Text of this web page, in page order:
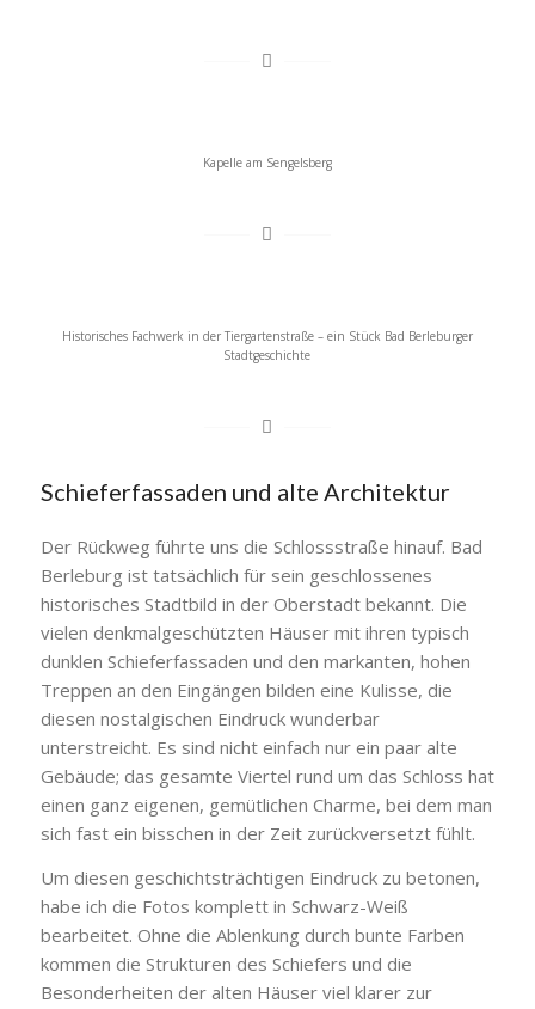
Kapelle am Sengelsberg
Historisches Fachwerk in der Tiergartenstraße – ein Stück Bad Berleburger
Stadtgeschichte
Schieferfassaden und alte Architektur
Der Rückweg führte uns die Schlossstraße hinauf. Bad
Berleburg ist tatsächlich für sein geschlossenes
historisches Stadtbild in der Oberstadt bekannt. Die
vielen denkmalgeschützten Häuser mit ihren typisch
dunklen Schieferfassaden und den markanten, hohen
Treppen an den Eingängen bilden eine Kulisse, die
diesen nostalgischen Eindruck wunderbar
unterstreicht. Es sind nicht einfach nur ein paar alte
Gebäude; das gesamte Viertel rund um das Schloss hat
einen ganz eigenen, gemütlichen Charme, bei dem man
sich fast ein bisschen in der Zeit zurückversetzt fühlt.
Um diesen geschichtsträchtigen Eindruck zu betonen,
habe ich die Fotos komplett in Schwarz-Weiß
bearbeitet. Ohne die Ablenkung durch bunte Farben
kommen die Strukturen des Schiefers und die
Besonderheiten der alten Häuser viel klarer zur